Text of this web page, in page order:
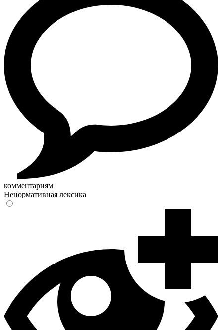
комментариям
Ненормативная лексика